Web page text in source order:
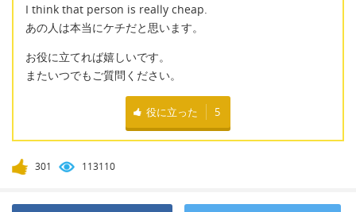
I think that person is really cheap.
あの人は本当にケチだと思います。
お役に立てれば嬉しいです。
またいつでもご質問ください。
役に立った 5
301 113110